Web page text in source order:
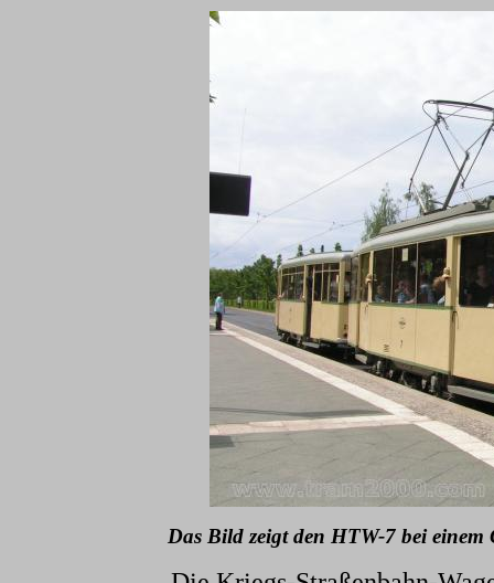
Das Bild zeigt den HTW-7 bei